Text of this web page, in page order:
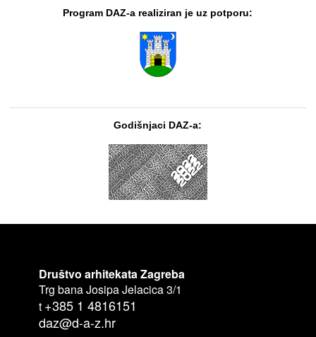
Program DAZ-a realiziran je uz potporu:
Godišnjaci DAZ-a:
Društvo arhitekata Zagreba
Trg bana Josipa Jelacica 3/1
t +385 1 4816151
daz@d-a-z.hr